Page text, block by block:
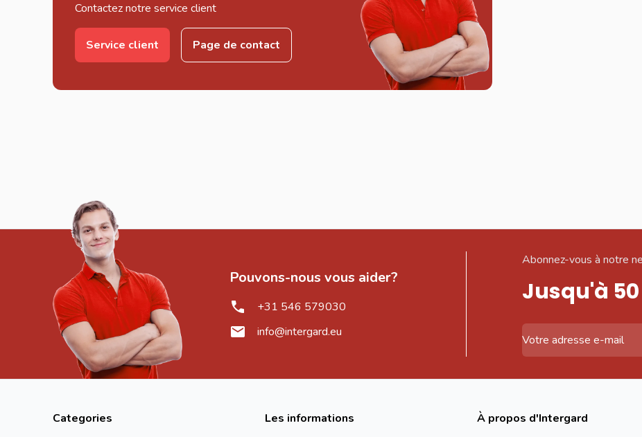
Contactez notre service client
Service client Page de contact
Pouvons-nous vous aider?
+31 546 579030
info@intergard.eu
Abonnez-vous à notre
Jusqu'à
Categories
Les informations
À propos d'Intergard